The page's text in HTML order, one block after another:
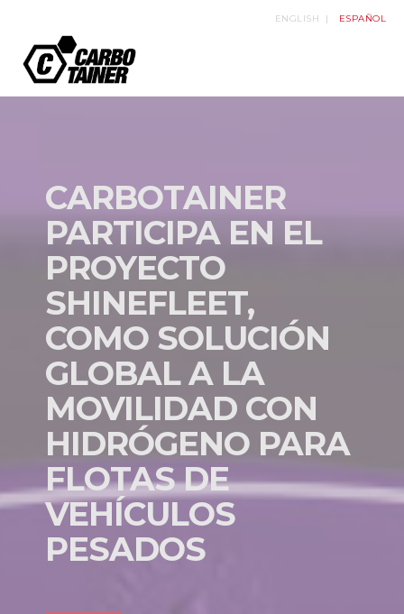
ENGLISH ESPAÑOL
CARBOTAINER
PARTICIPA EN EL
PROYECTO
SHINEFLEET,
COMO SOLUCIÓN
GLOBAL A LA
MOVILIDAD CON
HIDRÓGENO PARA
FLOTAS DE
VEHÍCULOS
PESADOS